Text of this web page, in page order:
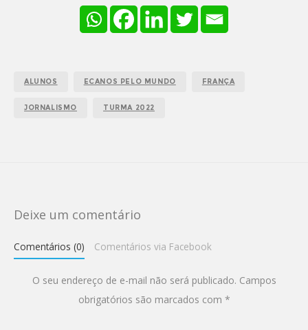
ALUNOS ECANOS PELO MUNDO FRANÇA
JORNALISMO TURMA 2022
Deixe um comentário
Comentários (0) Comentários via Facebook
O seu endereço de e-mail não será publicado. Campos
obrigatórios são marcados com *